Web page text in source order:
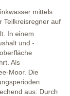
mittels
Teilkreisregner auf
In einem
und -
Als
Moor. Die
aus: Durch